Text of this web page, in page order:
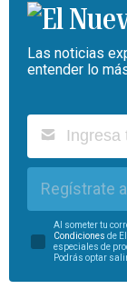
Las noticias
entender lo
Regístrate
Al someter tu
Condiciones de
especiales de
Podrás optar